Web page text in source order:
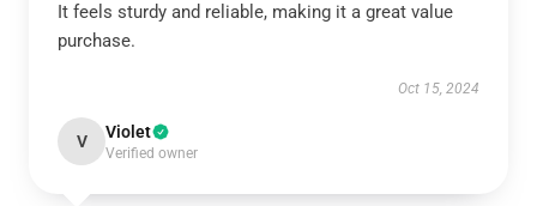
It feels sturdy and reliable, making it a great value
purchase.
Oct 15, 2024
V Violet
Verified owner